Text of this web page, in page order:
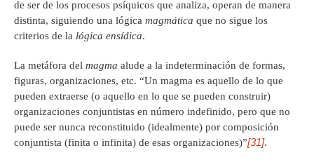
de ser de los procesos psíquicos que analiza, operan de manera
distinta, siguiendo una lógica magmática que no sigue los
criterios de la lógica ensídica.
La metáfora del magma alude a la indeterminación de formas,
figuras, organizaciones, etc. “Un magma es aquello de lo que
pueden extraerse (o aquello en lo que se pueden construir)
organizaciones conjuntistas en número indefinido, pero que no
puede ser nunca reconstituido (idealmente) por composición
conjuntista (finita o infinita) de esas organizaciones)”[31].